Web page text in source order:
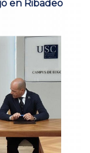
en Ribadeo